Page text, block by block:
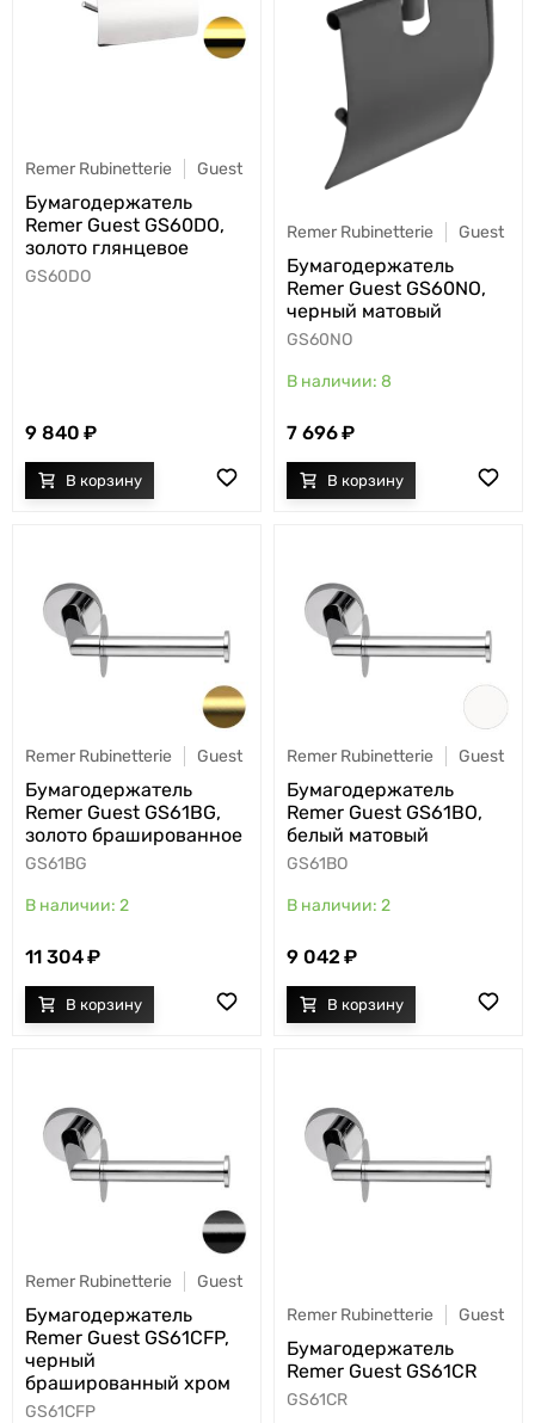
Remer Rubinetterie Guest
Бумагодержатель
Remer Guest GS60DO,
золото глянцевое
GS60DO
9 840
Remer Rubinetterie Guest
Бумагодержатель
Remer Guest GS60NO,
черный матовый
GS60NO
8
7 696
Remer Rubinetterie Guest
Бумагодержатель
Remer Guest GS61BG,
золото брашированное
GS61BG
2
11 304
Remer Rubinetterie Guest
Бумагодержатель
Remer Guest GS61BO,
белый матовый
GS61BO
2
9 042
Remer Rubinetterie Guest
Бумагодержатель
Remer Guest GS61CFP,
черный
брашированный хром
GS61CFP
Remer Rubinetterie Guest
Бумагодержатель
Remer Guest GS61CR
GS61CR